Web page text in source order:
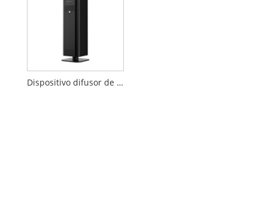
Dispositivo difusor de aroma de hotel grande